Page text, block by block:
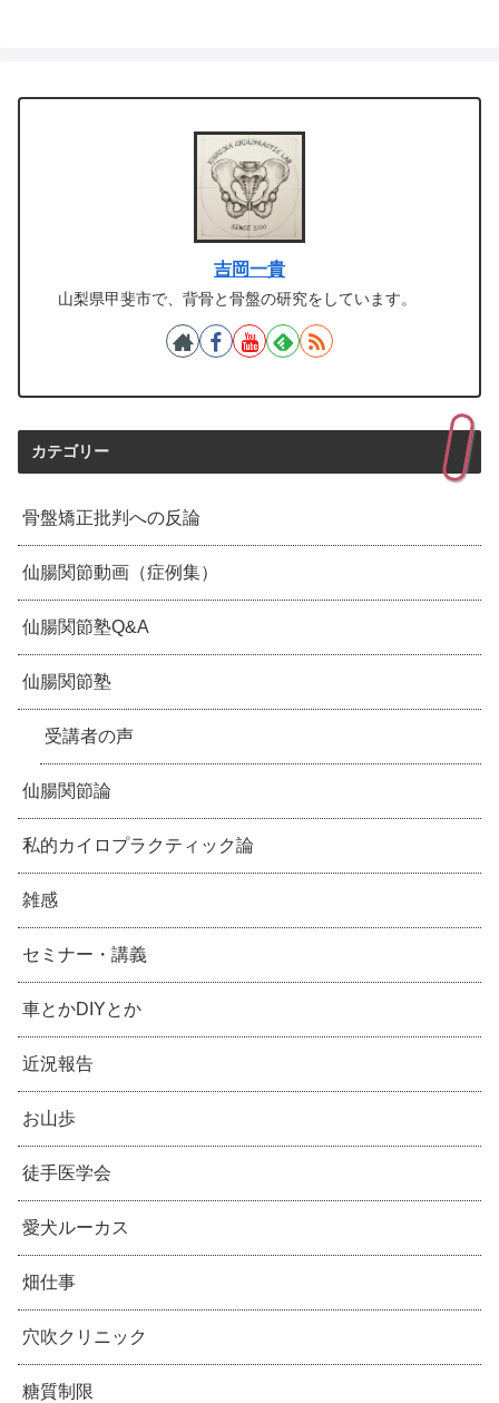
吉岡一貴
山梨県甲斐市で、背骨と骨盤の研究をしています。
カテゴリー
骨盤矯正批判への反論
仙腸関節動画（症例集）
仙腸関節塾Q&A
仙腸関節塾
受講者の声
仙腸関節論
私的カイロプラクティック論
雑感
セミナー・講義
車とかDIYとか
近況報告
お山歩
徒手医学会
愛犬ルーカス
畑仕事
穴吹クリニック
糖質制限